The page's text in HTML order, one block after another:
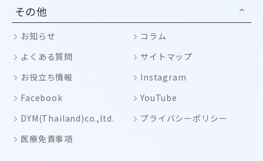
その他
お知らせ
コラム
よくある質問
サイトマップ
お役立ち情報
Instagram
Facebook
YouTube
DYM(Thailand)co.,ltd.
プライバシーポリシー
医療免責事項